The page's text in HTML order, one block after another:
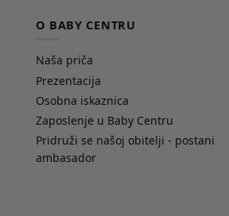
O BABY CENTRU
Naša priča
Prezentacija
Osobna iskaznica
Zaposlenje u Baby Centru
Pridruži se našoj obitelji - postani
ambasador